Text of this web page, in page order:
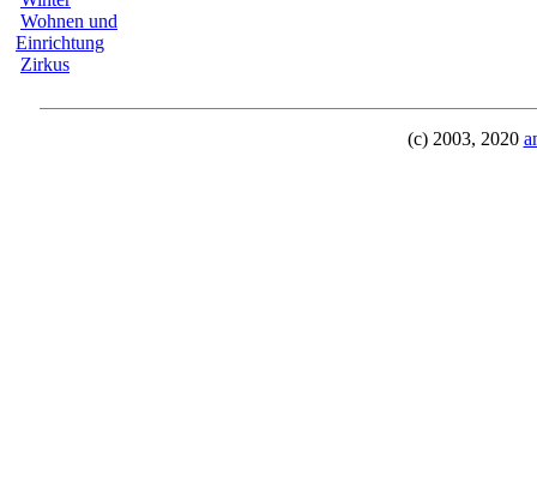
Wohnen und
Einrichtung
Zirkus
(c) 2003, 2020